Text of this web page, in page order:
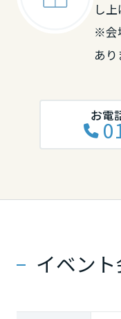
し上
※会
あり
お電
イベン